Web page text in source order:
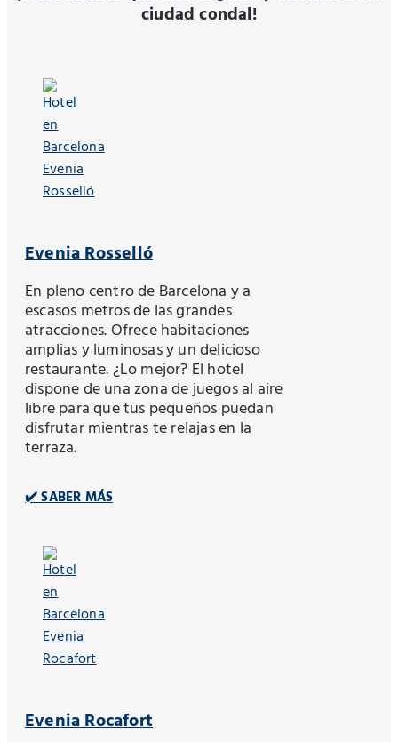
ciudad condal!
Evenia Rosselló
En pleno centro de Barcelona y a
escasos metros de las grandes
atracciones. Ofrece habitaciones
amplias y luminosas y un delicioso
restaurante. ¿Lo mejor? El hotel
dispone de una zona de juegos al aire
libre para que tus pequeños puedan
disfrutar mientras te relajas en la
terraza.
✔️ SABER MÁS
Evenia Rocafort